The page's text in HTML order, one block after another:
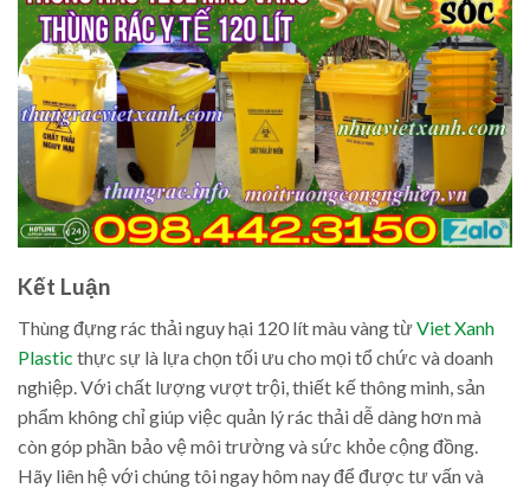
Kết Luận
Thùng đựng rác thải nguy hại 120 lít màu vàng từViet Xanh
Plastic thực sự là lựa chọn tối ưu cho mọi tổ chức và doanh
nghiệp. Với chất lượng vượt trội, thiết kế thông minh, sản
phẩm không chỉ giúp việc quản lý rác thải dễ dàng hơn mà
còn góp phần bảo vệ môi trường và sức khỏe cộng đồng.
Hãy liên hệ với chúng tôi ngay hôm nay để được tư vấn và